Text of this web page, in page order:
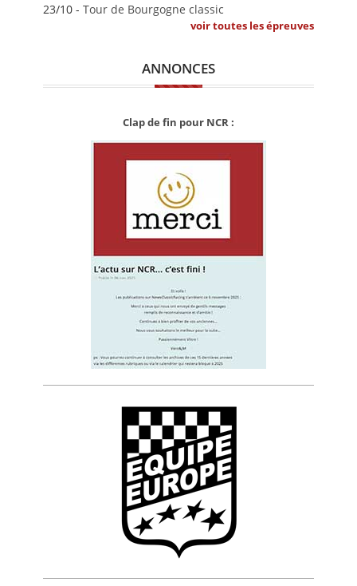
23/10 - Tour de Bourgogne classic
voir toutes les épreuves
ANNONCES
Clap de fin pour NCR :